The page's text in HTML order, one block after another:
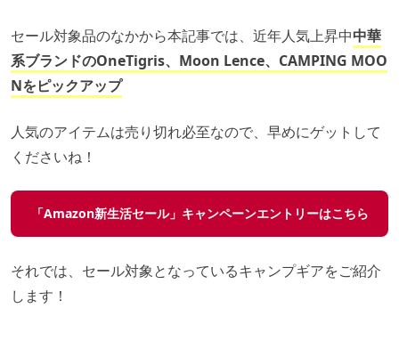
セール対象品のなかから本記事では、近年人気上昇中中華
系ブランドのOneTigris、Moon Lence、CAMPING MOO
Nをピックアップ
人気のアイテムは売り切れ必至なので、早めにゲットして
くださいね！
「Amazon新生活セール」キャンペーンエントリーはこちら
それでは、セール対象となっているキャンプギアをご紹介
します！